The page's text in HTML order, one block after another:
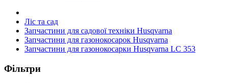
Ліс та сад
Запчастини для садової техніки Husqvarna
Запчастини для газонокосарок Husqvarna
Запчастини для газонокосарки Husqvarna LC 353
Фільтри